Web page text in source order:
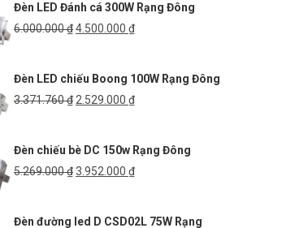
4.500.000 ₫. là:
3.375.000 ₫.
Đèn LED Đánh cá 300W Rạng Đông
6.000.000₫Giá
6.000.000 ₫.
4.500.000 ₫Giá
là:
4.500.000 ₫.
Đèn LED chiếu Boong 100W Rạng Đông
3.371.760₫ Giá
3.371.760 ₫.
2.529.000 ₫Giá
là:
2.529.000 ₫.
Đèn chiếu bè DC 150w Rạng Đông
5.269.000₫Giá
5.269.000 ₫.
3.952.000 ₫Giá
là:
Đèn đường led D CSD02L 75W Rạng